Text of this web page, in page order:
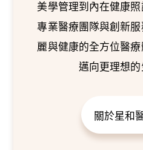
美學管理到內在健康
專業醫療團隊與創新
麗與健康的全方位醫
邁向更理想的
關於星和